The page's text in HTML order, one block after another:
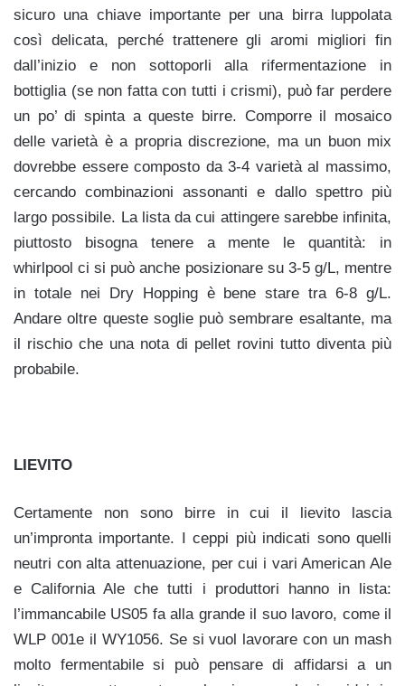
sicuro una chiave importante per una birra luppolata
così delicata, perché trattenere gli aromi migliori fin
dall’inizio e non sottoporli alla rifermentazione in
bottiglia (se non fatta con tutti i crismi), può far perdere
un po’ di spinta a queste birre. Comporre il mosaico
delle varietà è a propria discrezione, ma un buon mix
dovrebbe essere composto da 3-4 varietà al massimo,
cercando combinazioni assonanti e dallo spettro più
largo possibile. La lista da cui attingere sarebbe infinita,
piuttosto bisogna tenere a mente le quantità: in
whirlpool ci si può anche posizionare su 3-5 g/L, mentre
in totale nei Dry Hopping è bene stare tra 6-8 g/L.
Andare oltre queste soglie può sembrare esaltante, ma
il rischio che una nota di pellet rovini tutto diventa più
probabile.
LIEVITO
Certamente non sono birre in cui il lievito lascia
un’impronta importante. I ceppi più indicati sono quelli
neutri con alta attenuazione, per cui i vari American Ale
e California Ale che tutti i produttori hanno in lista:
l’immancabile US05 fa alla grande il suo lavoro, come il
WLP 001e il WY1056. Se si vuol lavorare con un mash
molto fermentabile si può pensare di affidarsi a un